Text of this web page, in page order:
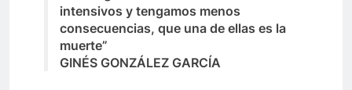
intensivos y tengamos menos
consecuencias, que una de ellas es la
muerte”
GINÉS GONZÁLEZ GARCÍA